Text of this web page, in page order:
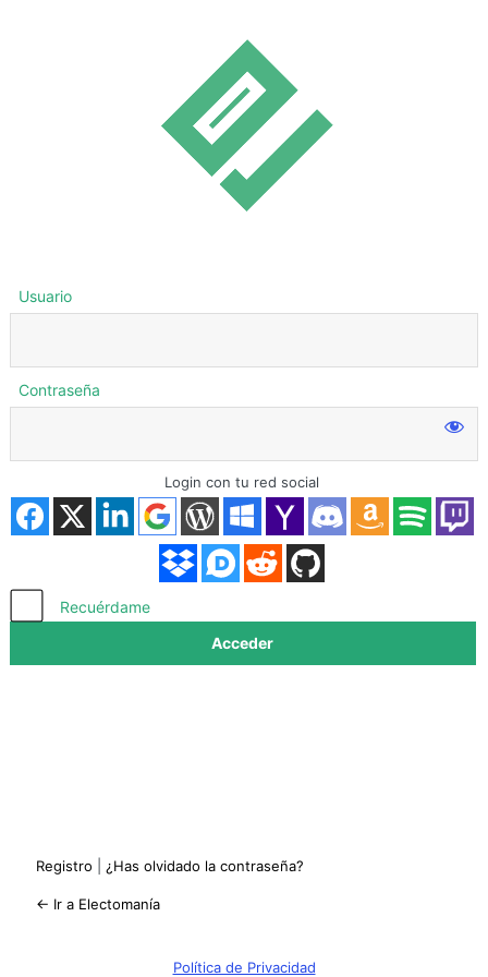
Acceder
Usuario
Contraseña
Login con tu red social
Recuérdame
Registro ¿Has olvidado la contraseña?
← Ir a Electomanía
Política de Privacidad